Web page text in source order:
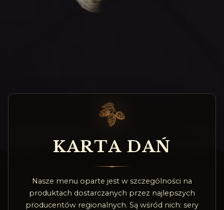
KARTA DAŃ
Nasze menu oparte jest w szczególności na
produktach dostarczanych przez najlepszych
producentów regionalnych. Są wśród nich: sery